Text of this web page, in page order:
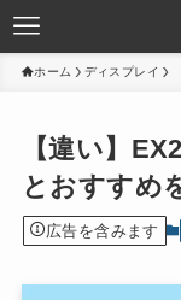
ホーム ディスプレイ
【違い】
とおすすめ
広告を含みます